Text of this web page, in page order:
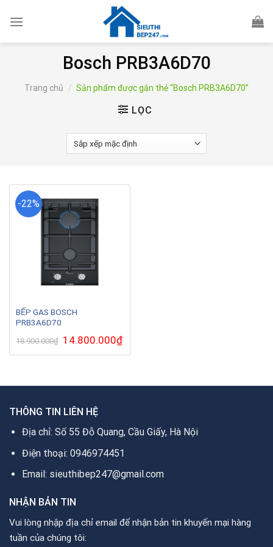
Bosch PRB3A6D70
Trang chủ / Sản phẩm được gắn thẻ “Bosch PRB3A6D70”
LỌC
-22%
BẾP GAS BOSCH
PRB3A6D70
18.900.000₫ Giá
gốc
là:
14.800.000₫Giá
hiện
tại
THÔNG TIN LIÊN HỆ
Địa chỉ: Số 55 Đỗ Quang, Cầu Giấy, Hà Nội
Điện thoại: 0946974451
Email: sieuthibep247@gmail.com
NHẬN BẢN TIN
Vui lòng nhập địa chỉ email để nhận bản tin khuyến mại hàng
tuần của chúng tôi: